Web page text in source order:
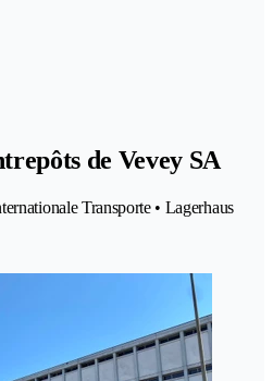
de Vevey SA
Transporte • Lagerhaus